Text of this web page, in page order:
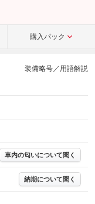
購入パック
装備略号／用語解説
車内の匂いについて聞く
納期について聞く